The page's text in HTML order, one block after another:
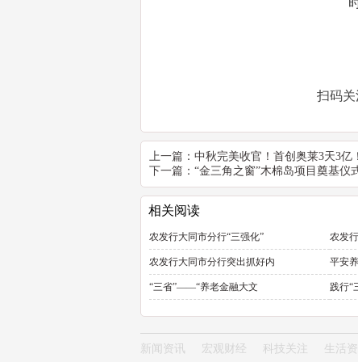
扫码
上一篇： 中秋完美收官！首创奥莱3天3亿
下一篇： “金三角之窗”木棉岛项目奠基仪
相关阅读
农发行大同市分行“三强化” 农发
农发行大同市分行突出抓好内 平安
“三省”——“养老金融大文 践行“
新闻资讯 宏观财经 科技关注 生活资